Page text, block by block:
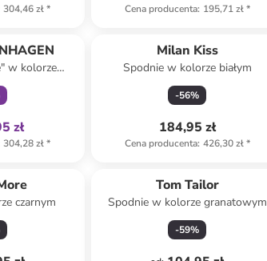
304,46 zł* Cena producenta: 195,71 zł*
w kolorze
zł
304,28 zł*
Milan Kiss
Spodnie w kolorze białym
-56%
184,95 zł
Cena producenta: 426,30 zł*
czarnym
Tom Tailor
Spodnie w kolorze granatowym
-59%